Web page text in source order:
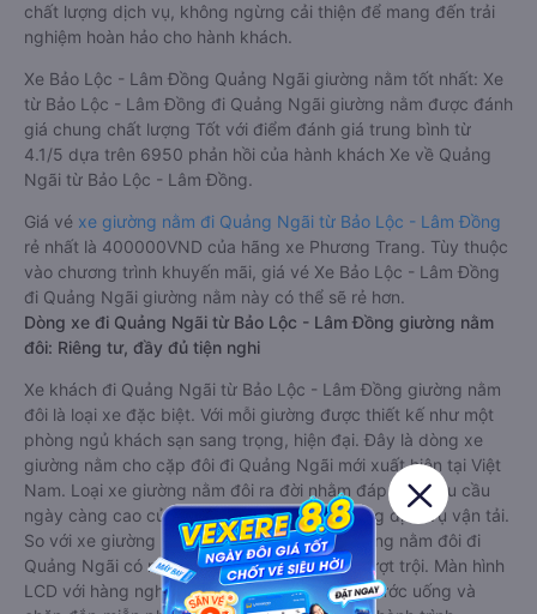
chất lượng dịch vụ, không ngừng cải thiện để mang đến trải
nghiệm hoàn hảo cho hành khách.
Xe Bảo Lộc - Lâm Đồng Quảng Ngãi giường nằm tốt nhất: Xe
từ Bảo Lộc - Lâm Đồng đi Quảng Ngãi giường nằm được đánh
giá chung chất lượng Tốt với điểm đánh giá trung bình từ
4.1/5 dựa trên 6950 phản hồi của hành khách Xe về Quảng
Ngãi từ Bảo Lộc - Lâm Đồng.
Giá vé xe giường nằm đi Quảng Ngãi từ Bảo Lộc - Lâm Đồng
rẻ nhất là 400000VND của hãng xe Phương Trang. Tùy thuộc
vào chương trình khuyến mãi, giá vé Xe Bảo Lộc - Lâm Đồng
đi Quảng Ngãi giường nằm này có thể sẽ rẻ hơn.
Dòng xe đi Quảng Ngãi từ Bảo Lộc - Lâm Đồng giường nằm
đôi: Riêng tư, đầy đủ tiện nghi
Xe khách đi Quảng Ngãi từ Bảo Lộc - Lâm Đồng giường nằm
đôi là loại xe đặc biệt. Với mỗi giường được thiết kế như một
phòng ngủ khách sạn sang trọng, hiện đại. Đây là dòng xe
giường nằm cho cặp đôi đi Quảng Ngãi mới xuất hiện tại Việt
Nam. Loại xe giường nằm đôi ra đời nhằm đáp ứng yêu cầu
ngày càng cao của khách hàng về chất lượng dịch vụ vận tải.
So với xe giường nằm thông thường, xe giường nằm đôi đi
Quảng Ngãi có nhiều ưu điểm và tiện nghi vượt trội. Màn hình
LCD với hàng nghìn bộ phim giải trí, wifi, và nước uống và